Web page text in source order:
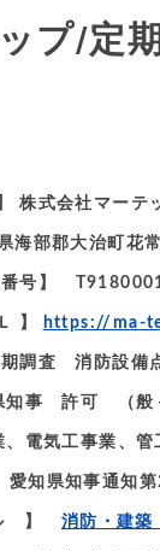
プ/定
株式会社マーテ
海部郡大治町花
番号】
】 https://ma-
期調査 消防
事 許可 （般
、電気工事業、管
知県知事通知
】 消防・建